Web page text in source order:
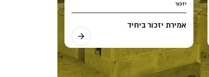
יזכור
אמירת יזכור ביחיד